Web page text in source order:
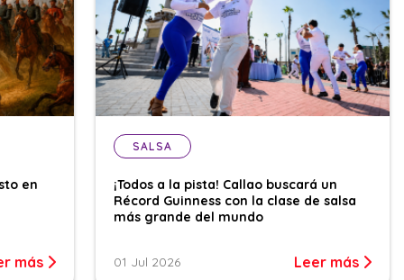
en
más
SALSA
¡Todos a la pista! Callao buscará un
Récord Guinness con la clase de salsa
más grande del mundo
01 Jul 2026 Leer más